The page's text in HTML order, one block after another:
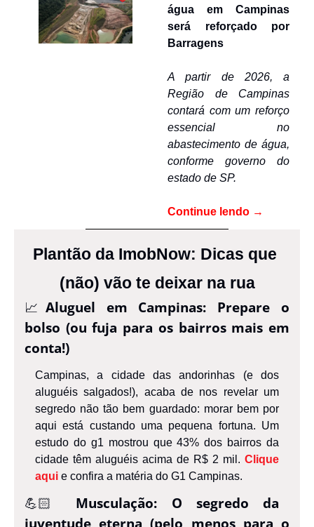
água em Campinas
será reforçado por
Barragens
A partir de 2026, a
Região de Campinas
contará com um reforço
essencial no
abastecimento de água,
conforme governo do
estado de SP.
Continue lendo →
Plantão da ImobNow: Dicas que
(não) vão te deixar na rua
📈 Aluguel em Campinas: Prepare o
bolso (ou fuja para os bairros mais em
conta!)
Campinas, a cidade das andorinhas (e dos
aluguéis salgados!), acaba de nos revelar um
segredo não tão bem guardado: morar bem por
aqui está custando uma pequena fortuna. Um
estudo do g1 mostrou que 43% dos bairros da
cidade têm aluguéis acima de R$ 2 mil. Clique
aqui e confira a matéria do G1 Campinas.
💪🏻 Musculação: O segredo da